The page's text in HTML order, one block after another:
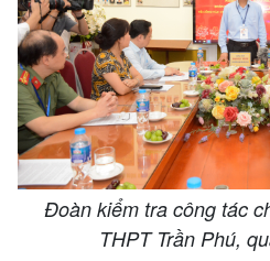
Đoàn kiểm tra công tác
THPT Trần Phú,